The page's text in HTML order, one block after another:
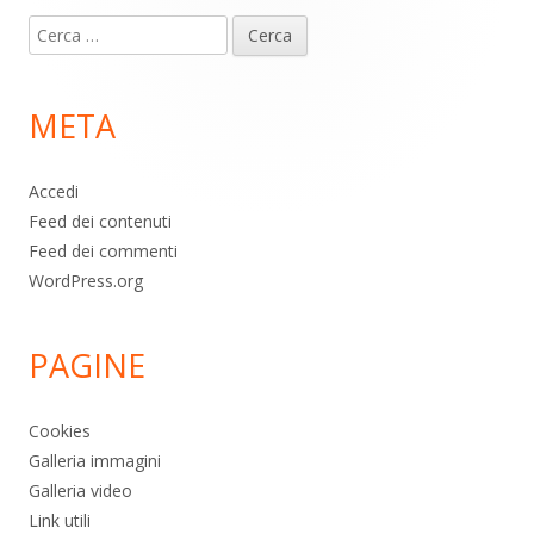
piè
pagina
Ricerca
per:
META
Accedi
Feed dei contenuti
Feed dei commenti
WordPress.org
PAGINE
Cookies
Galleria immagini
Galleria video
Link utili